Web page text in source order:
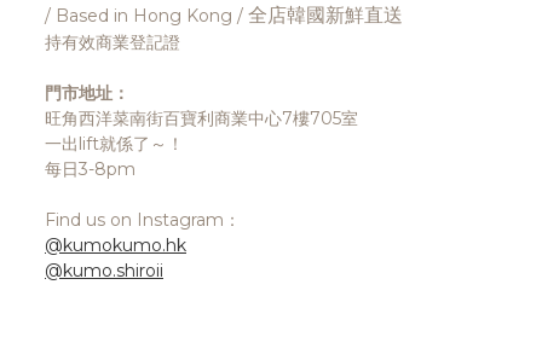
/ Based in Hong Kong / 全店韓國新鮮直送
持有效商業登記證
門市地址：
旺角西洋菜南街百寶利商業中心7樓705室
一出lift就係了～！
每日3-8pm
Find us on Instagram：
@kumokumo.hk
@kumo.shiroii